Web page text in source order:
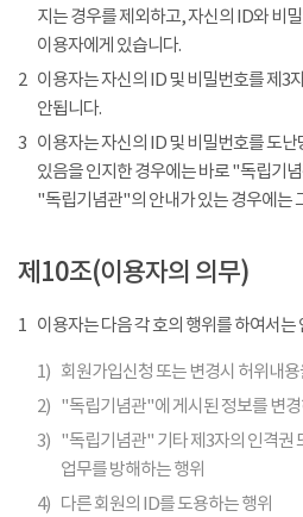
지는 경우를 제외하고, 자신의 ID와 비
이용자에게 있습니다.
2 이용자는 자신의 ID 및 비밀번호를 제3
안됩니다.
3 이용자는 자신의 ID 및 비밀번호를 도
있음을 인지한 경우에는 바로 "독립기
"독립기념관"의 안내가 있는 경우에는
제10조(이용자의 의무)
1 이용자는 다음 각 호의 행위를 하여서는
1) 회원가입신청 또는 변경시 허위내용
2) "독립기념관"에 게시된 정보를 변경
3) "독립기념관" 기타 제3자의 인격권
업무를 방해하는 행위
4) 다른 회원의 ID를 도용하는 행위